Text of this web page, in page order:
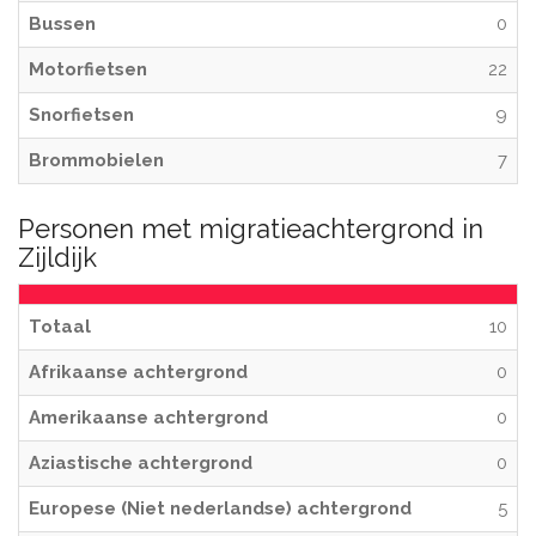
Bussen 0
Motorfietsen 22
Snorfietsen 9
Brommobielen 7
Personen met migratieachtergrond in
Zijldijk
Totaal 10
Afrikaanse achtergrond 0
Amerikaanse achtergrond 0
Aziastische achtergrond 0
Europese (Niet nederlandse) achtergrond 5